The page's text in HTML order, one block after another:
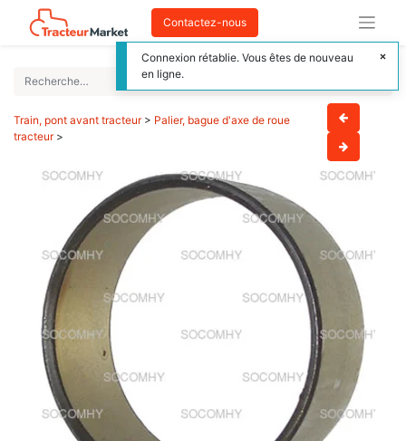
Contactez-nous
Train, pont avant tracteur> Palier, bague d'axe de roue
tracteur>
Connexion rétablie. Vous êtes de nouveau
en ligne.